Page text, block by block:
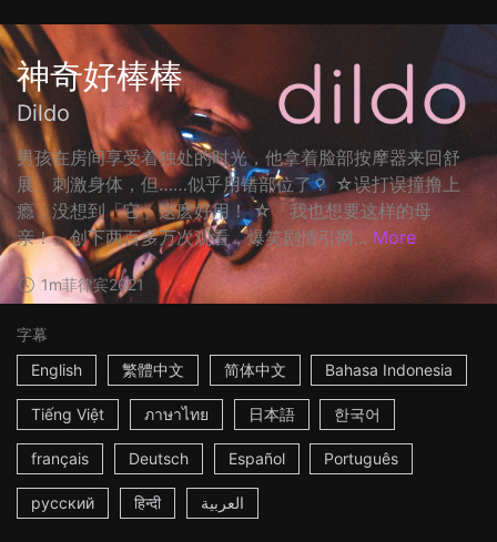
神奇好棒棒
Dildo
男孩在房间享受着独处的时光，他拿着脸部按摩器来回舒
展、刺激身体，但……似乎用错部位了？ ☆误打误撞撸上
瘾，没想到「它」这麽好用！ ☆「我也想要这样的母
亲！」创下两百多万次观看，爆笑剧情引网... More
1m菲律宾2021
字幕
English
繁體中文 简体中文 Bahasa Indonesia
Tiếng Việt ภาษาไทย 日本語 한국어
français Deutsch Español Português
русский हिन्दी العربية